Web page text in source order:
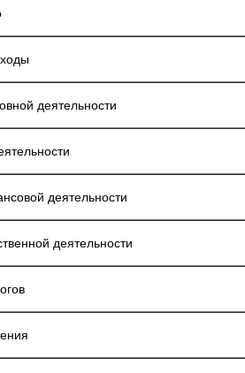
деятельности
деятельности
деятельности